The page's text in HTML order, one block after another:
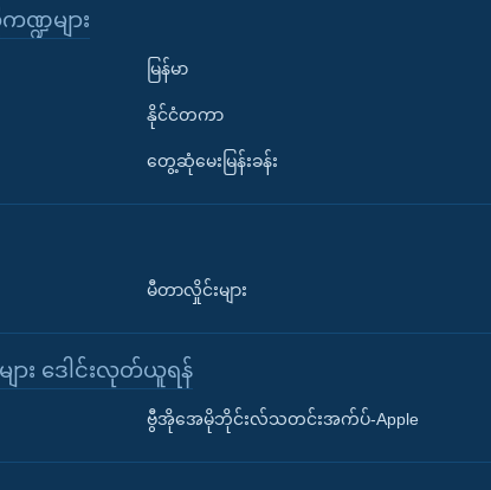
ဍများ
မြန်မာ
နိုင်ငံတကာ
တွေ့ဆုံမေးမြန်းခန်း
မီတာလှိုင်းများ
း ဒေါင်းလုတ်ယူရန်
ဗွီအိုအေမိုဘိုင်းလ်သတင်းအက်ပ်-Apple